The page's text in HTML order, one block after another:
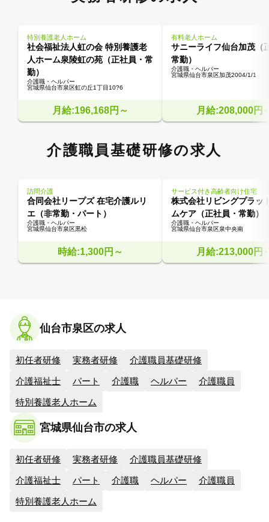
特別養護老人ホーム
社会福祉法人虹の会 特別養護老
人ホーム泉陵虹の苑（正社員・常
勤）
介護職・ヘルパー
宮城県仙台市泉区虹の丘1丁目10?6
月給:196,168円～
有料老人ホーム
サニーライフ仙台加茂（
常勤）
介護職・ヘルパー
宮城県仙台市泉区加茂2004/1/1
月給:208,000円
介護職員基礎研修の求人
訪問介護
合同会社リープズ 在宅介護ルリ
エ（非常勤・パート）
介護職・ヘルパー
宮城県仙台市泉区黒松
時給:1,300円～
サービス付き高齢者向け住宅
株式会社リビングプラッ
ムケア（正社員・常勤）
介護職・ヘルパー
宮城県仙台市泉区泉中央南
月給:213,000円
仙台市泉区の求人
初任者研修 実務者研修 介護職員基礎研修
介護福祉士 パート 介護職 ヘルパー 介護職員
特別養護老人ホーム
宮城県仙台市の求人
初任者研修 実務者研修 介護職員基礎研修
介護福祉士 パート 介護職 ヘルパー 介護職員
特別養護老人ホーム